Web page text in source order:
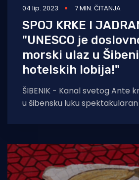
04 lip. 2023 7 MIN. ČITANJA
SPOJ KRKE I
"UNESCO je
morski ulaz u
hotelskih lobija!"
ŠIBENIK - Kanal svetog Ante
u šibensku luku